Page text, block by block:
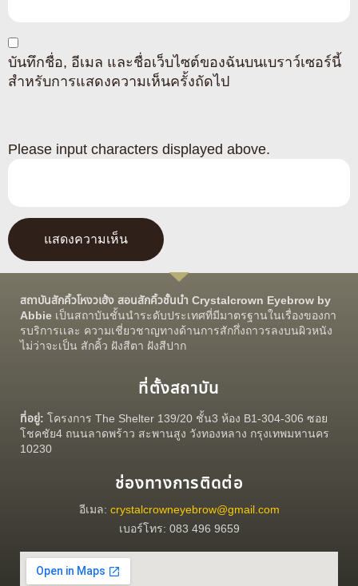
บันทึกชื่อ, อีเมล และชื่อเว็บไซต์ของฉันบนเบราว์เซอร์นี้
สำหรับการแสดงความเห็นครั้งถัดไป
Please input characters displayed above.
สถาบันสักคิ้วโหงวเฮ้ง สอนสักคิ้วชั้นนำ Crystalcrown Eyebrow by
Abbie เป็นสถาบันชั้นนำระดับประเทศที่มีมาตรฐานในเรื่องของกา
รบริการเเละ ความเชี่ยวชาญทางด้านการสักกึ่งถาวรลงบนผิวหนัง
ไม่ว่าจะเป็น สักคิ้ว ฝังสีตา ฝังสีปาก
ที่ตั้งสถาบัน
ที่อยู่: โครงการ The Shelter 139/20 ชั้น3 ห้อง B1-304-306 ซอย
โชคชัย4 ถนนลาดพร้าว สะพานสูง วังทองหลาง กรุงเทพมหานคร
10230
ช่องทางการติดต่อ
อีเมล: crystalcrowneyebrow@gmail.com
เบอร์โทร: 083 496 9659